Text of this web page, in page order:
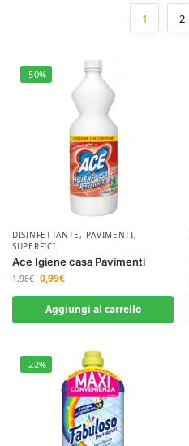
1 2
-50%
DISINFETTANTE, PAVIMENTI,
SUPERFICI
Ace Igiene casa Pavimenti
1,98€ 0,99€
Aggiungi al carrello
-22%